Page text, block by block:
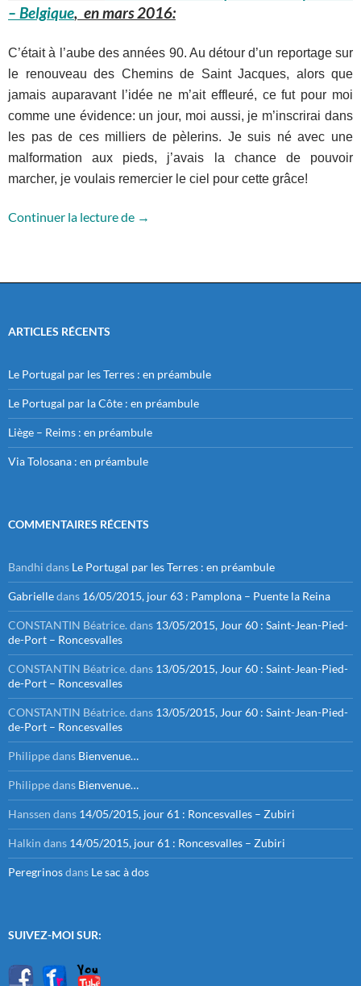
– Belgique, en mars 2016:
C’était à l’aube des années 90. Au détour d’un reportage sur
le renouveau des Chemins de Saint Jacques, alors que
jamais auparavant l’idée ne m’ait effleuré, ce fut pour moi
comme une évidence: un jour, moi aussi, je m’inscrirai dans
les pas de ces milliers de pèlerins. Je suis né avec une
malformation aux pieds, j’avais la chance de pouvoir
marcher, je voulais remercier le ciel pour cette grâce!
Continuer la lecture de Article Pecten
→
ARTICLES RÉCENTS
Le Portugal par les Terres : en préambule
Le Portugal par la Côte : en préambule
Liège – Reims : en préambule
Via Tolosana : en préambule
COMMENTAIRES RÉCENTS
Bandhi dans Le Portugal par les Terres : en préambule
Gabrielledans 16/05/2015, jour 63 : Pamplona – Puente la Reina
CONSTANTIN Béatrice. dans 13/05/2015, Jour 60 : Saint-Jean-Pied-
de-Port – Roncesvalles
CONSTANTIN Béatrice. dans 13/05/2015, Jour 60 : Saint-Jean-Pied-
de-Port – Roncesvalles
CONSTANTIN Béatrice. dans 13/05/2015, Jour 60 : Saint-Jean-Pied-
de-Port – Roncesvalles
Philippedans Bienvenue…
Philippedans Bienvenue…
Hanssen dans 14/05/2015, jour 61 : Roncesvalles – Zubiri
Halkin dans 14/05/2015, jour 61 : Roncesvalles – Zubiri
Peregrinosdans Le sac à dos
SUIVEZ-MOI SUR: